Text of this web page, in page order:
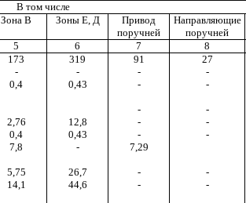
В том числе
Зона В Зоны Е, Д
Привод
поручней
Направляющие
поручней
5 6 7 8
173 319 91 27
- - - -
0,4 0,43 - -
- -
2,76 12,8 - -
0,4 0,43 - -
7,8 - 7,29
5,75 26,7 - -
14,1 44,6 - -